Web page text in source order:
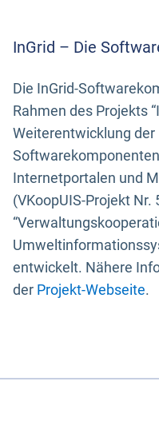
InGrid – Die
Die InGrid-
Rahmen des Projekts
Weiterentwicklung der
Internetportalen und
(VKoopUIS-Projekt Nr.
entwickelt. Nähere
der Projekt-Webseite.